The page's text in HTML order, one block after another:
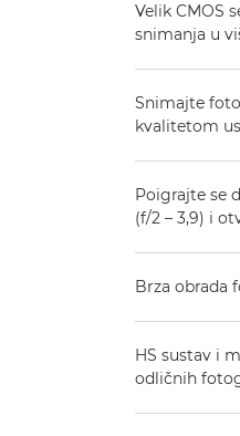
Velik CMOS
snimanja u
Snimajte
kvalitetom
Poigrajte se
(f/2 – 3,9) i
Brza obrada
HS sustav i
odličnih